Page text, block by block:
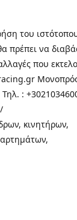
του
πρέπει να
που
Τηλ. :
κινητήρων,